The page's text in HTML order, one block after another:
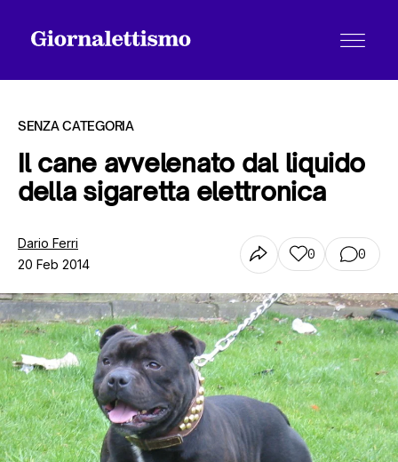
Tutti gli articoli
Chi siamo
Contatti
SENZA CATEGORIA
Il cane avvelenato dal liquido
della sigaretta elettronica
Dario Ferri
20 Feb 2014
0 0